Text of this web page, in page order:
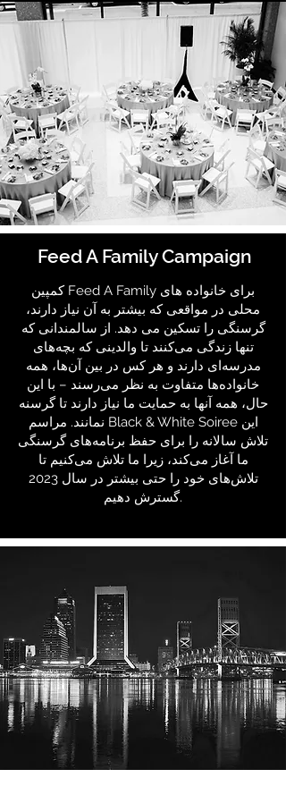
کمپین Feed A Family برای خانواده های
محلی در مواقعی که بیشتر به آن نیاز دارند،
گرسنگی را تسکین می دهد. از سالمندانی که
تنها زندگی می‌کنند تا والدینی که بچه‌های
مدرسه‌ای دارند و هر کس در بین آن‌ها، همه
خانواده‌ها متفاوت به نظر می‌رسند – با این
حال، همه آنها به حمایت ما نیاز دارند تا گرسنه
نمانند. مراسم Black & White Soiree این
تلاش سالانه را برای حفظ برنامه‌های گرسنگی
ما آغاز می‌کند، زیرا ما تلاش می‌کنیم تا
تلاش‌های خود را حتی بیشتر در سال 2023
گسترش دهیم.
Feed A Family Campaign